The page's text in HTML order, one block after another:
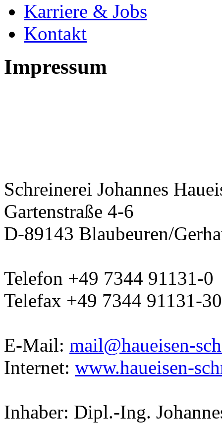
Karriere & Jobs
Kontakt
Impressum
Schreinerei Johannes
Gartenstraße 4-6
D-89143 Blaubeuren/
Telefon +49 7344 91131-0
Telefax +49 7344 91131-30
E-Mail: mail@haueisen-
Internet: www.haueisen-
Inhaber: Dipl.-Ing.